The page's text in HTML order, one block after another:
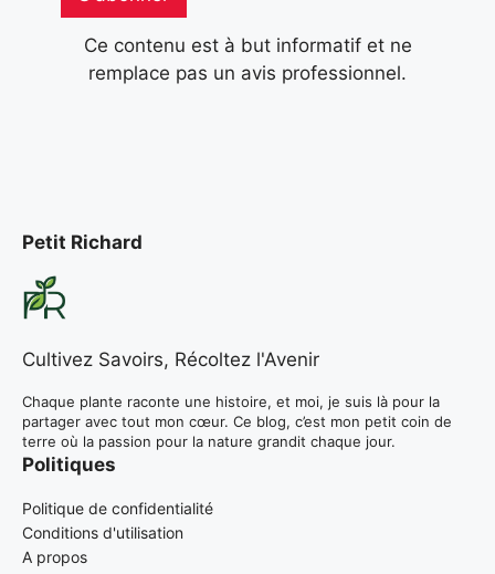
Ce contenu est à but informatif et ne
remplace pas un avis professionnel.
Petit Richard
Cultivez Savoirs, Récoltez l'Avenir
Chaque plante raconte une histoire, et moi, je suis là pour la
partager avec tout mon cœur. Ce blog, c’est mon petit coin de
terre où la passion pour la nature grandit chaque jour.
Politiques
Politique de confidentialité
Conditions d'utilisation
A propos